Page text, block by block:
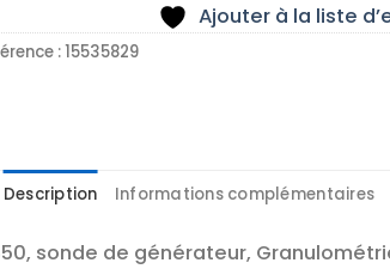
Ajouter à la liste
:15535829
Description Informations complémentaires
sonde de générateur,